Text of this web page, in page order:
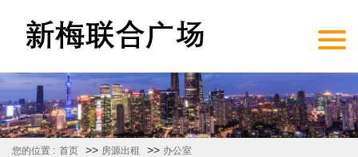
您的位置 : 首页 >> 房源出租 >> 办公室